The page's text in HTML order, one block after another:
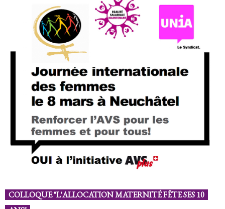
COLLOQUE "L'ALLOCATION MATERNITÉ FÊTE SES 10